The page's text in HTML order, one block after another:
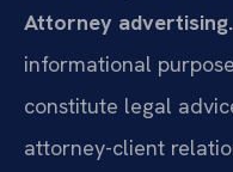
Attorney advertising.
informational
constitute legal
attorney-client